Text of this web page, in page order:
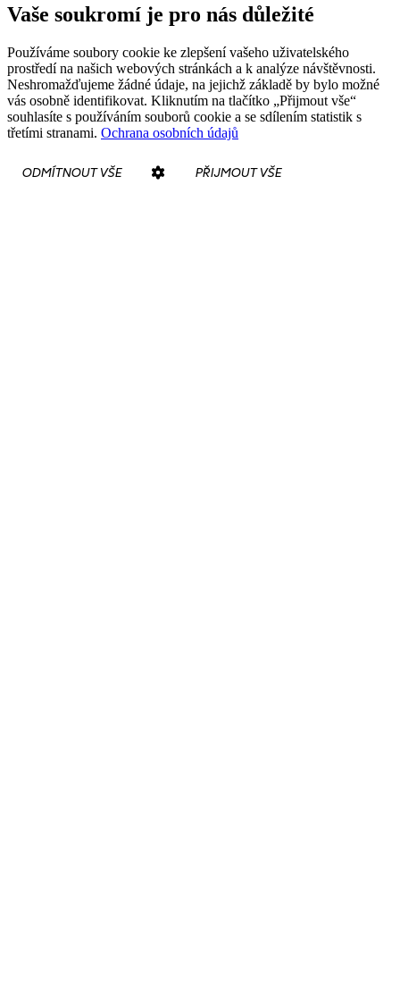
Vaše soukromí je pro nás důležité
Používáme soubory cookie ke zlepšení vašeho uživatelského
prostředí na našich webových stránkách a k analýze návštěvnosti.
Neshromažďujeme žádné údaje, na jejichž základě by bylo možné
vás osobně identifikovat. Kliknutím na tlačítko „Přijmout vše“
souhlasíte s používáním souborů cookie a se sdílením statistik s
třetími stranami. Ochrana osobních údajů
ODMÍTNOUT VŠE PŘIJMOUT VŠE